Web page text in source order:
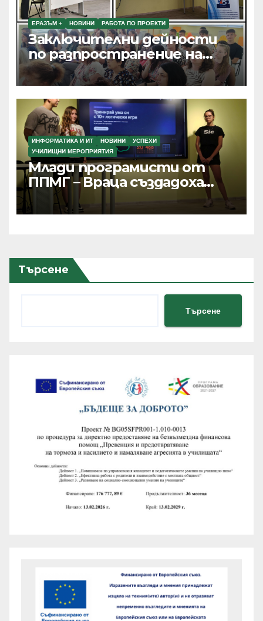
ЕРАЗЪМ + НОВИНИ РАБОТА ПО ПРОЕКТИ
Заключителни дейности
по разпространение на
резултатите от текущи
проекти по Програма
Еразъм+, ПОО и eTwinning
ИНФОРМАТИКА И ИТ НОВИНИ
УСПЕХИ
УЧИЛИЩНИ МЕРОПРИЯТИЯ
Млади програмисти от
ППМГ – Враца създадоха
дигитални продукти с
реално приложение и
Търсене
Търсене